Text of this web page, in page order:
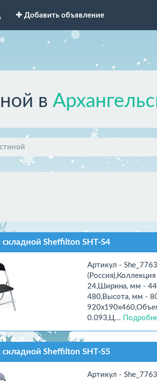
Добавить объявление
в
складной Sheffilton SHT-S4
Артикул -
(Россия),Коллекция
24,Ширина, мм -
480,Высота, мм -
0.093,Ц...
складной Sheffilton SHT-S5
Артикул -